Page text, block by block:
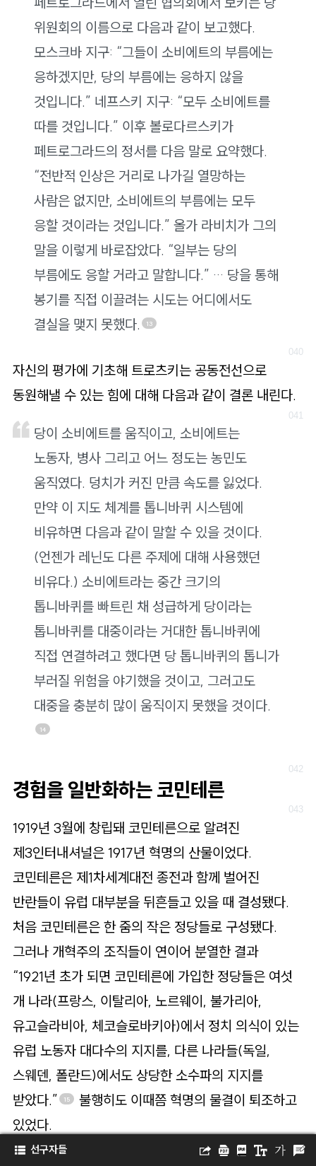
위원회의 이름으로 다음과 같이 보고했다.
모스크바 지구: “그들이 소비에트의 부름에는
응하겠지만, 당의 부름에는 응하지 않을
것입니다.” 네프스키 지구: “모두 소비에트를
따를 것입니다.” 이후 볼로다르스키가
페트로그라드의 정서를 다음 말로 요약했다.
“전반적 인상은 거리로 나가길 열망하는
사람은 없지만, 소비에트의 부름에는 모두
응할 것이라는 것입니다.” 올가 라비치가 그의
말을 이렇게 바로잡았다. “일부는 당의
부름에도 응할 거라고 말합니다.” … 당을 통해
봉기를 직접 이끌려는 시도는 어디에서도
결실을 맺지 못했다.
13
자신의 평가에 기초해 트로츠키는 공동전선으로
동원해낼 수 있는 힘에 대해 다음과 같이 결론 내린다.
당이 소비에트를 움직이고, 소비에트는
노동자, 병사 그리고 어느 정도는 농민도
움직였다. 덩치가 커진 만큼 속도를 잃었다.
만약 이 지도 체계를 톱니바퀴 시스템에
비유하면 다음과 같이 말할 수 있을 것이다.
(언젠가 레닌도 다른 주제에 대해 사용했던
비유다.) 소비에트라는 중간 크기의
톱니바퀴를 빠트린 채 성급하게 당이라는
톱니바퀴를 대중이라는 거대한 톱니바퀴에
직접 연결하려고 했다면 당 톱니바퀴의 톱니가
부러질 위험을 야기했을 것이고, 그러고도
대중을 충분히 많이 움직이지 못했을 것이다.
14
경험을 일반화하는 코민테른
1919년 3월에 창립돼 코민테른으로 알려진
제3인터내셔널은 1917년 혁명의 산물이었다.
코민테른은 제1차세계대전 종전과 함께 벌어진
반란들이 유럽 대부분을 뒤흔들고 있을 때 결성됐다.
처음 코민테른은 한 줌의 작은 정당들로 구성됐다.
그러나 개혁주의 조직들이 연이어 분열한 결과
“1921년 초가 되면 코민테른에 가입한 정당들은 여섯
개 나라(프랑스, 이탈리아, 노르웨이, 불가리아,
유고슬라비아, 체코슬로바키아)에서 정치 의식이 있는
유럽 노동자 대다수의 지지를, 다른 나라들(독일,
스웨덴, 폴란드)에서도 상당한 소수파의 지지를
받았다.”
15
불행히도 이때쯤 혁명의 물결이 퇴조하고
있었다.
선구자들